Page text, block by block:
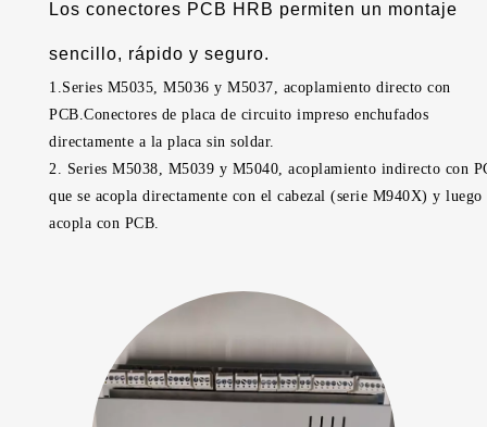
Los conectores PCB HRB permiten un montaje
sencillo, rápido y seguro.
1.Series M5035, M5036 y M5037, acoplamiento directo con
PCB.Conectores de placa de circuito impreso enchufados
directamente a la placa sin soldar.
2. Series M5038, M5039 y M5040, acoplamiento indirecto con
que se acopla directamente con el cabezal (serie M940X) y luego
acopla con PCB.